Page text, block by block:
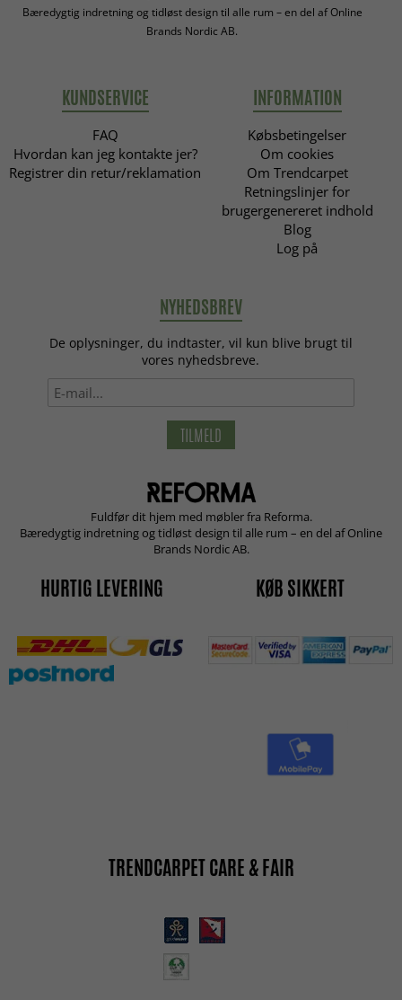
Bæredygtig indretning og tidløst design til alle rum – en del af Online
Brands Nordic AB.
KUNDSERVICE
FAQ
Hvordan kan jeg kontakte jer?
Registrer din retur/reklamation
INFORMATION
Købsbetingelser
Om cookies
Om Trendcarpet
Retningslinjer for
brugergenereret indhold
Blog
Log på
NYHEDSBREV
De oplysninger, du indtaster, vil kun blive brugt til
vores nyhedsbreve.
TILMELD
Fuldfør dit hjem med møbler fra Reforma.
Bæredygtig indretning og tidløst design til alle rum – en del af Online
Brands Nordic AB.
HURTIG LEVERING KØB SIKKERT
TRENDCARPET CARE & FAIR